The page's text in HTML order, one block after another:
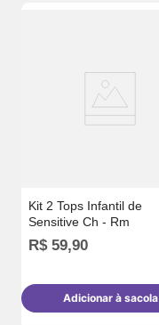
Kit 2 Tops Infantil de
Sensitive Ch - Rm
R$ 59,90
Adicionar à sacola